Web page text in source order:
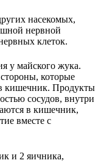
насекомых,
нервной
клеток.
у майского жука.
которые
кишечник. Продукты
сосудов, внутри
в кишечник,
вместе с
и 2 яичника,